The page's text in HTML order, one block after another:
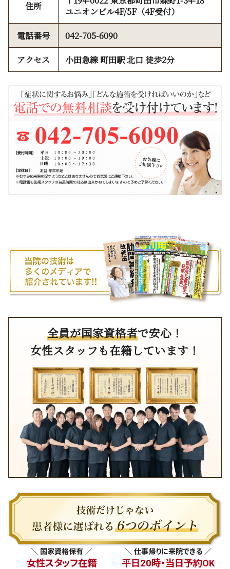
住所
ユニオンビル4F/5F（4F受付）
電話番号
042-705-6090
アクセス
小田急線 町田駅 北口 徒歩2分
全員が国家資格者で安心！
女性スタッフも在籍しています！
＼ 国家資格保有 ／
女性スタッフ在籍
＼ 仕事帰りに来院できる ／
平日20時・当日予約OK